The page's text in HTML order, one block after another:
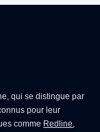
qui se distingue par
pour leur
comme Redline,